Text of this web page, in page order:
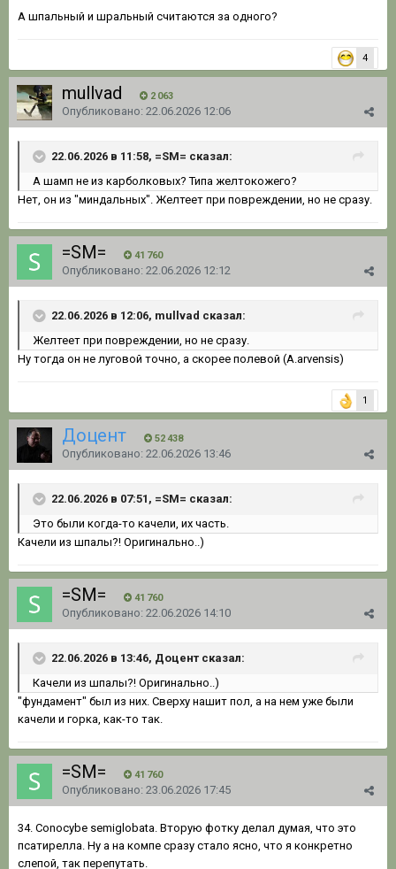
А шпальный и шральный считаются за одного?
4
mullvad 2 063
Опубликовано: 22.06.2026 12:06
22.06.2026 в 11:58, =SM= сказал:
А шамп не из карболковых? Типа желтокожего?
Нет, он из "миндальных". Желтеет при повреждении, но не сразу.
=SM= 41 760
Опубликовано: 22.06.2026 12:12
22.06.2026 в 12:06, mullvad сказал:
Желтеет при повреждении, но не сразу.
Ну тогда он не луговой точно, а скорее полевой (A.arvensis)
1
Доцент 52 438
Опубликовано: 22.06.2026 13:46
22.06.2026 в 07:51, =SM= сказал:
Это были когда-то качели, их часть.
Качели из шпалы?! Оригинально..)
=SM= 41 760
Опубликовано: 22.06.2026 14:10
22.06.2026 в 13:46, Доцент сказал:
Качели из шпалы?! Оригинально..)
"фундамент" был из них. Сверху нашит пол, а на нем уже были
качели и горка, как-то так.
=SM= 41 760
Опубликовано: 23.06.2026 17:45
34. Conocybe semiglobata. Вторую фотку делал думая, что это
псатирелла. Ну а на компе сразу стало ясно, что я конкретно
слепой, так перепутать.